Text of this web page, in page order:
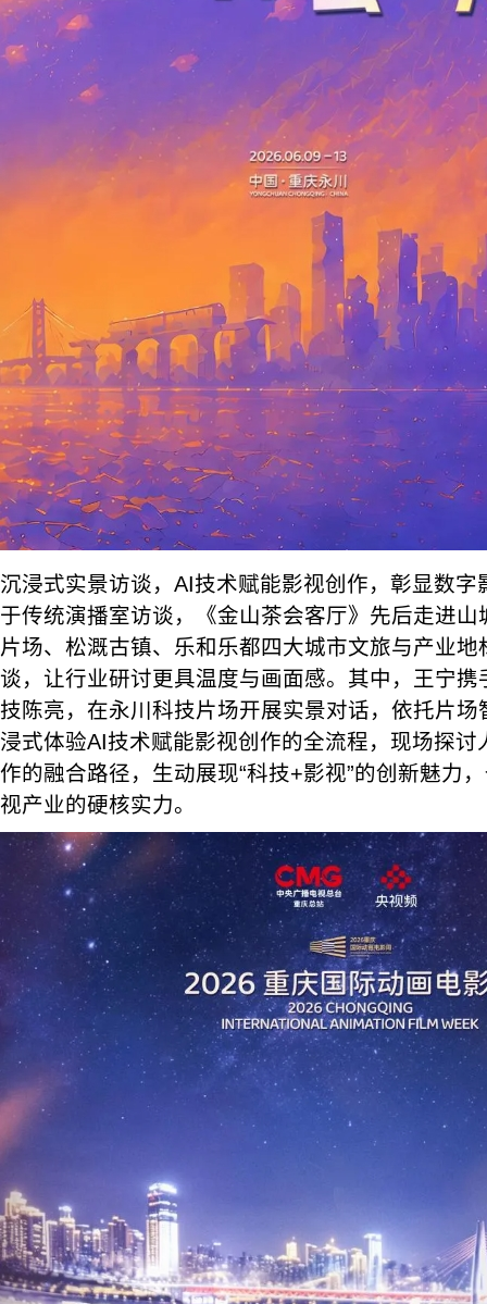
沉浸式实景访谈，AI技术赋能影视创作，彰显数字
于传统演播室访谈，《金山茶会客厅》先后走进
片场、松溉古镇、乐和乐都四大城市文旅与产业
谈，让行业研讨更具温度与画面感。其中，王宁
技陈亮，在永川科技片场开展实景对话，依托片
浸式体验AI技术赋能影视创作的全流程，现场探讨
作的融合路径，生动展现“科技+影视”的创新魅力
视产业的硬核实力。